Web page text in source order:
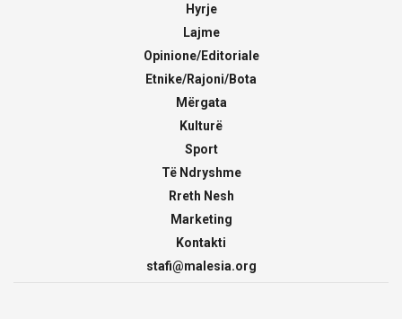
Hyrje
Lajme
Opinione/Editoriale
Etnike/Rajoni/Bota
Mërgata
Kulturë
Sport
Të Ndryshme
Rreth Nesh
Marketing
Kontakti
stafi@malesia.org